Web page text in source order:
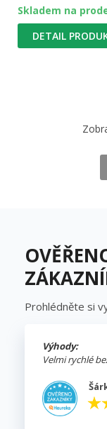
Skladem na
DETAIL
Prohlédněte si
Výhody:
Velmi rychlé